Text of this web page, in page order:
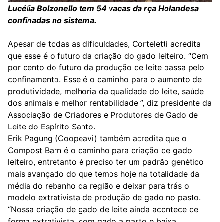
Lucélia Bolzonello tem 54 vacas da rça Holandesa
confinadas no sistema.
Apesar de todas as dificuldades, Corteletti acredita
que esse é o futuro da criação do gado leiteiro. “Cem
por cento do futuro da produção de leite passa pelo
confinamento. Esse é o caminho para o aumento de
produtividade, melhoria da qualidade do leite, saúde
dos animais e melhor rentabilidade ”, diz presidente da
Associação de Criadores e Produtores de Gado de
Leite do Espírito Santo.
Erik Pagung (Coopeavi) também acredita que o
Compost Barn é o caminho para criação de gado
leiteiro, entretanto é preciso ter um padrão genético
mais avançado do que temos hoje na totalidade da
média do rebanho da região e deixar para trás o
modelo extrativista de produção de gado no pasto.
“Nossa criação de gado de leite ainda acontece de